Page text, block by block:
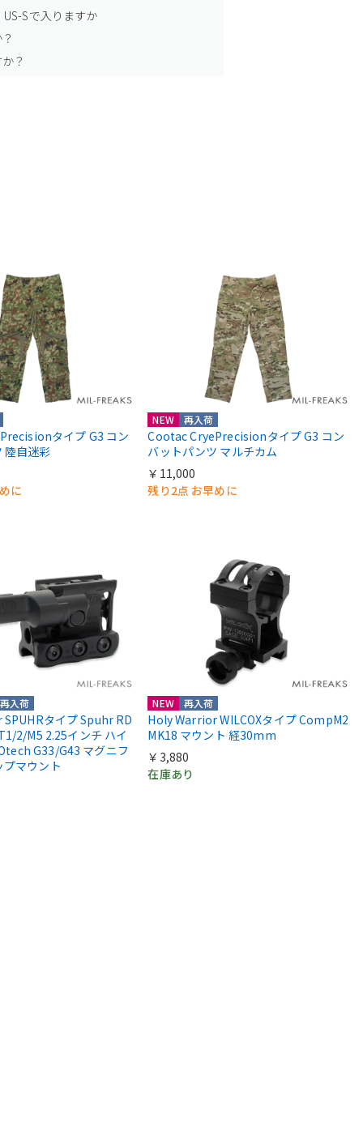
Sで入りますか
？
タイプ G3 コン
陸自迷彩
に
NEW 再入荷
Cootac CryePrecisionタイプ G3 コン
バットパンツ マルチカム
￥11,000
残り2点 お早めに
再入荷
タイプ Spuhr RD
2/M5 2.25インチ ハイ
G33/G43 マグニフ
マウント
NEW 再入荷
Holy Warrior WILCOXタイプ CompM2
MK18 マウント 経30mm
￥3,880
在庫あり